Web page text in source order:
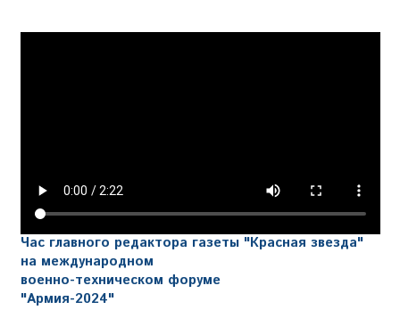
Час главного редактора газеты "Красная звезда"
на международном
военно-техническом форуме
"Армия-2024"